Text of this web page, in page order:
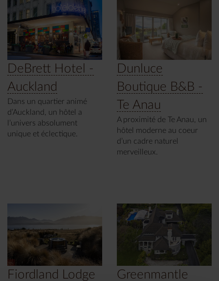
DeBrett Hotel -
Auckland
Dans un quartier animé
d’Auckland, un hôtel a
l’univers absolument
unique et éclectique.
Dunluce
Boutique B&B -
Te Anau
A proximité de Te Anau, un
hôtel moderne au coeur
d’un cadre naturel
merveilleux.
Fiordland Lodge Greenmantle